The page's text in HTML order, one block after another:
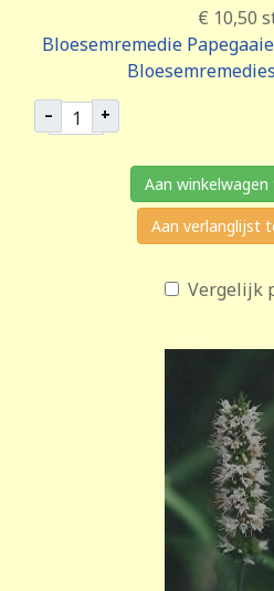
€ 10,50
Bloesemremedie
– +
Aan
Aan verlanglijst
Vergelijk